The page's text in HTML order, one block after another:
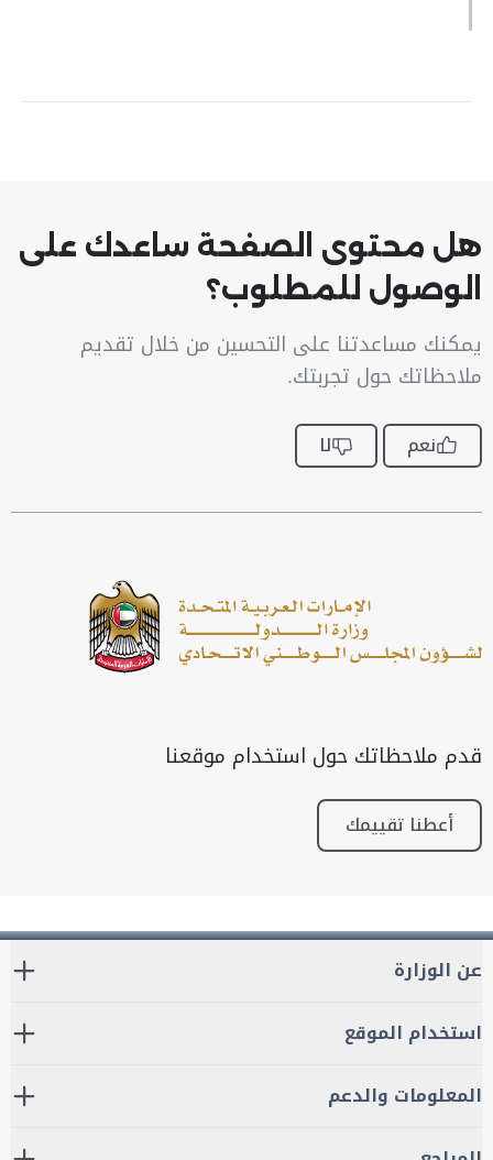
هل محتوى الصفحة ساعدك على
الوصول للمطلوب؟
يمكنك مساعدتنا على التحسين من خلال تقديم
ملاحظاتك حول تجربتك.
نعم لا
قدم ملاحظاتك حول استخدام موقعنا
أعطنا تقييمك
عن الوزارة
استخدام الموقع
المعلومات والدعم